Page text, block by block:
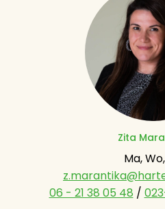
Zita
06 - 21 38 05 48 /